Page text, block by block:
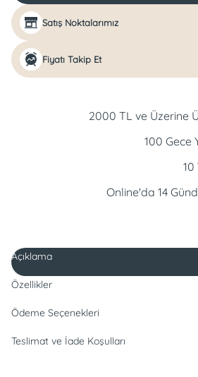
Satış Noktalarımız
Fiyatı Takip Et
2000 TL ve Üzerine
100 Gece
10
Online'da 14
Açıklama
Özellikler
Ödeme Seçenekleri
Teslimat ve İade Koşulları